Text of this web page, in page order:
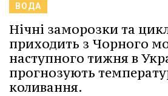
ВОДА
Нічні заморозки та
приходить з Чорного
наступного тижня в
прогнозують
коливання.